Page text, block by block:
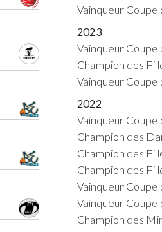
Vainqueur
2023
Vainqueur
Champion des
Vainqueur
2022
Vainqueur
Champion des
Champion des
Champion des
Vainqueur Coupe
Vainqueur Coupe
Champion des